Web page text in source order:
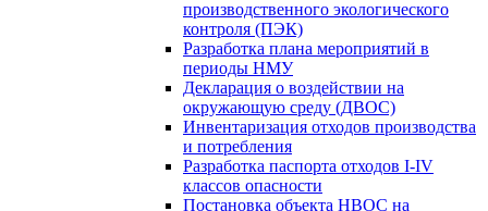
производственного экологического
контроля (ПЭК)
Разработка плана мероприятий в
периоды НМУ
Декларация о воздействии на
окружающую среду (ДВОС)
Инвентаризация отходов производства
и потребления
Разработка паспорта отходов I-IV
классов опасности
Постановка объекта НВОС на